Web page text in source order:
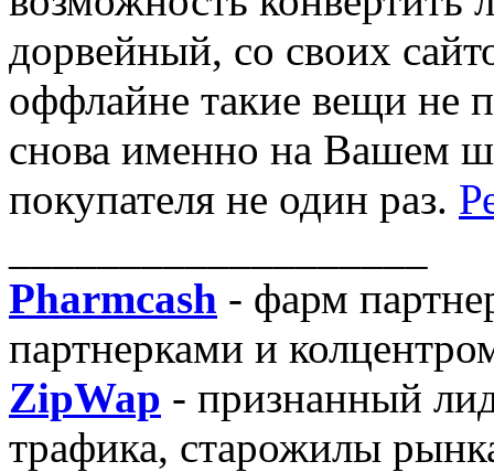
дорвейный, со своих
оффлайне такие вещи не
снова именно на Вашем
покупателя не один раз.
Pharmcash - фарм
партнерками и
ZipWap - признанный
трафика, старожилы